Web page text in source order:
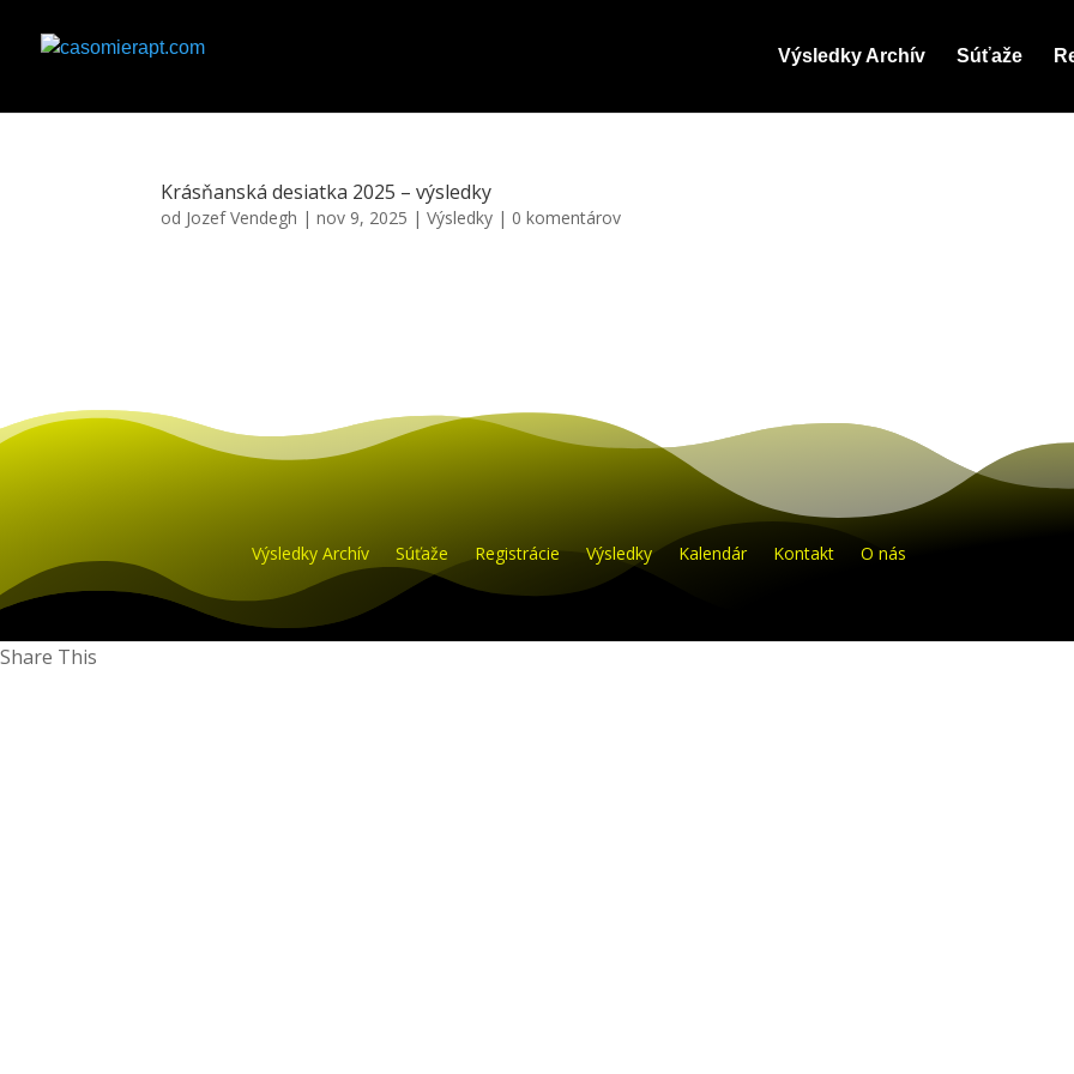
Výsledky Archív Súťaže
Krásňanská desiatka 2025 – výsledky
od Jozef Vendegh |nov 9, 2025 |Výsledky | 0 komentárov
Výsledky Archív Súťaže Registrácie Výsledky Kalendár Kontakt O nás
Share This